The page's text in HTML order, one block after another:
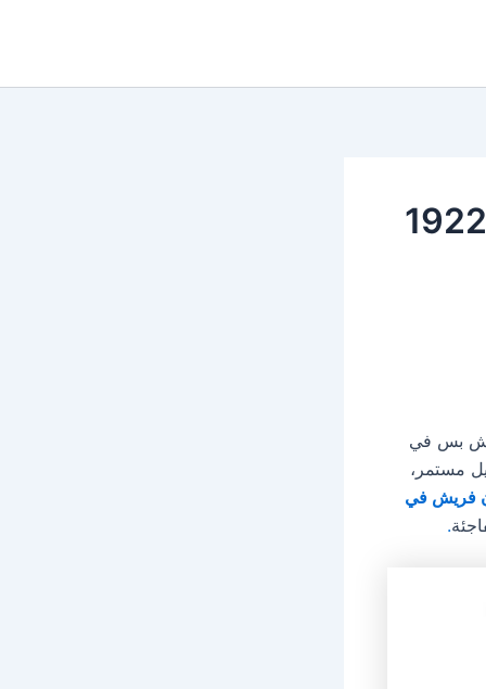
بس في
مستمر،
فريش في
.